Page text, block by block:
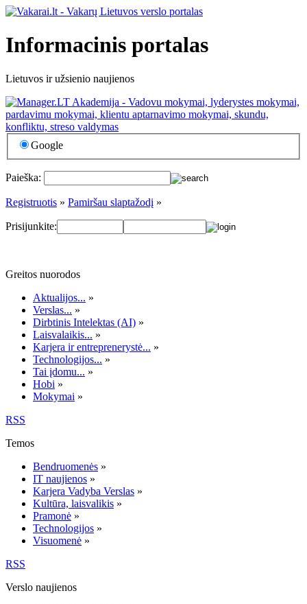
Informacinis portalas
Lietuvos ir užsienio naujienos
Google
Paieška:
Registruotis » Pamiršau slaptažodį »
Prisijunkite:
Greitos nuorodos
Aktualijos... »
Verslas... »
Dirbtinis Intelektas (AI) »
Laisvalaikis... »
Karjera ir entreprenerystė... »
Technologijos... »
Tai įdomu... »
Hobi »
Mokymai »
RSS
Temos
Bendruomenės »
IT naujienos »
Karjera Vadyba Verslas »
Kultūra, laisvalikis »
Pramonė »
Technologijos »
Visuomenė »
RSS
Verslo naujienos